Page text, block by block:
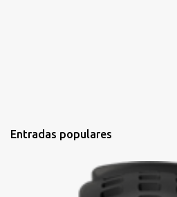
Entradas populares